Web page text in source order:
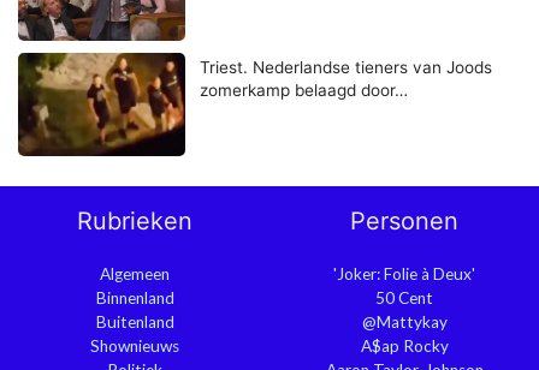
Triest. Nederlandse tieners van Joods
zomerkamp belaagd door…
Rubrieken
Algemeen
Binnenland
Buitenland
Shownieuws
Personen
'Joker: Folie à Deux'
50 Cent
@Mattykay
A$ap Rocky